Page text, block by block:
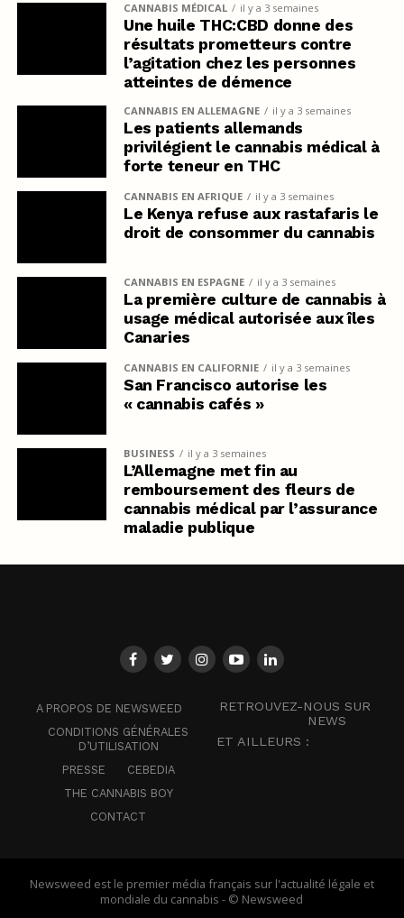
CANNABIS MÉDICAL il y a 3 semaines
Une huile THC:CBD donne des
résultats prometteurs contre
l’agitation chez les personnes
atteintes de démence
CANNABIS EN ALLEMAGNE il y a 3 semaines
Les patients allemands
privilégient le cannabis médical à
forte teneur en THC
CANNABIS EN AFRIQUE il y a 3 semaines
Le Kenya refuse aux rastafaris le
droit de consommer du cannabis
CANNABIS EN ESPAGNE il y a 3 semaines
La première culture de cannabis à
usage médical autorisée aux îles
Canaries
CANNABIS EN CALIFORNIE il y a 3 semaines
San Francisco autorise les
« cannabis cafés »
BUSINESS il y a 3 semaines
L’Allemagne met fin au
remboursement des fleurs de
cannabis médical par l’assurance
maladie publique
A PROPOS DE NEWSWEED
CONDITIONS GÉNÉRALES
D’UTILISATION
PRESSE
CEBEDIA
THE CANNABIS BOY
CONTACT
RETROUVEZ-NOUS SUR
NEWS
ET AILLEURS :
Newsweed est le premier média français sur l'actualité légale et
mondiale du cannabis - © Newsweed